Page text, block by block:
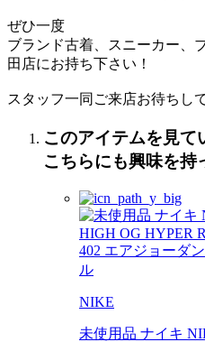
ぜひ一度
ブランド古着、スニーカー、
田店にお持ち下さい！
スタッフ一同ご来店お待ちし
このアイテムを見
こちらにも興味を持
NIKE
未使用品 ナイキ